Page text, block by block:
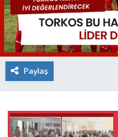
Paylaş